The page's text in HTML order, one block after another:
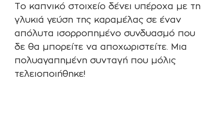
Το καπνικό στοιχείο δένει υπέροχα με τη
γλυκιά γεύση της καραμέλας σε έναν
απόλυτα ισορροπημένο συνδυασμό που
δε θα μπορείτε να αποχωριστείτε. Μια
πολυαγαπημένη συνταγή που μόλις
τελειοποιήθηκε!